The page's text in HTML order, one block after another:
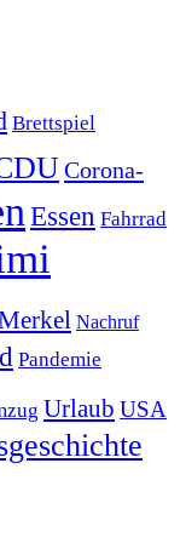
Brettspiel
Corona-
Essen Fahrrad
Nachruf
Pandemie
Urlaub USA